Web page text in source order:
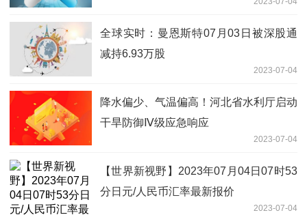
全球实时：曼恩斯特07月03日被深股通
减持6.93万股
2023-07-04
降水偏少、气温偏高！河北省水利厅启动
干旱防御Ⅳ级应急响应
2023-07-04
【世界新视野】2023年07月04日07时53
分日元/人民币汇率最新报价
2023-07-04